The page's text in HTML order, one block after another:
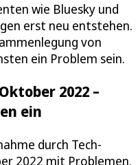
wie Bluesky und
erst neu entstehen.
von
ein Problem sein.
2022 –
ein
durch Tech-
2022 mit Problemen.